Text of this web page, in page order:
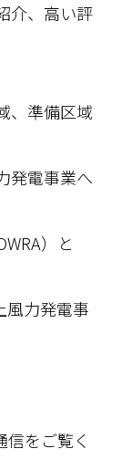
介、高い評
、準備区域
発電事業へ
）と
風力発電事
をご覧く